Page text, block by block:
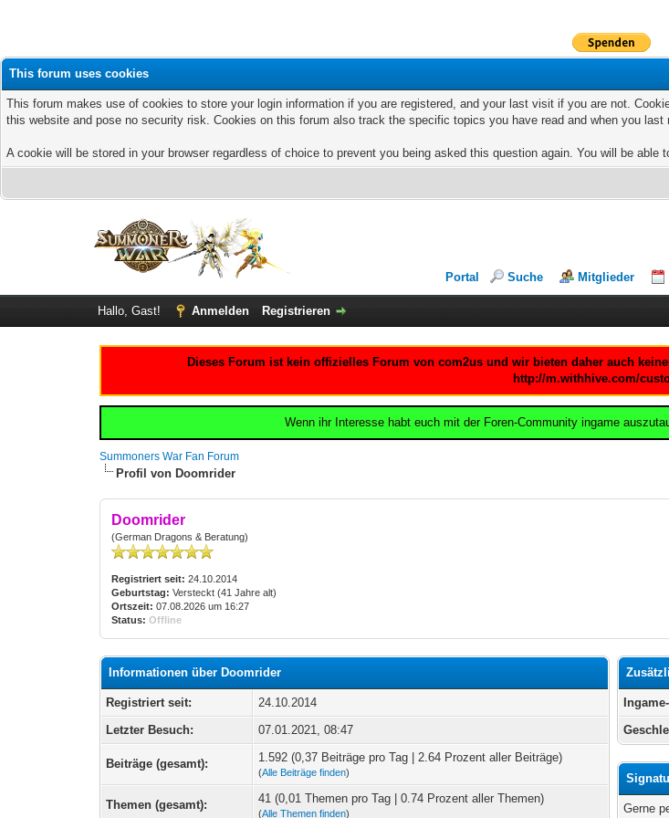
This forum uses cookies
This forum makes use of cookies to store your login information if you are registered, and your last visit if you are not.
this website and pose no security risk. Cookies on this forum also track the specific topics you have read and when you
A cookie will be stored in your browser regardless of choice to prevent you being asked this question again. You will be
Portal Suche Mitglieder
Hallo, Gast! Anmelden Registrieren
Dieses Forum ist kein offizielles Forum von com2us und wir bieten daher auch
http://m.withhive.com/
Wenn ihr Interesse habt euch mit der Foren-Community ingame
Summoners War Fan Forum
Profil von Doomrider
Doomrider
(German Dragons & Beratung)
Registriert seit: 24.10.2014
Geburtstag: Versteckt (41 Jahre alt)
Ortszeit: 07.08.2026 um 16:27
Status: Offline
Informationen über Doomrider
Registriert seit:
24.10.2014
Letzter Besuch:
07.01.2021, 08:47
Beiträge (gesamt): 1.592 (0,37 Beiträge pro Tag | 2.64 Prozent aller Beiträge)
(Alle Beiträge finden)
Themen (gesamt): 41 (0,01 Themen pro Tag | 0.74 Prozent aller Themen)
(Alle Themen finden) Gerne